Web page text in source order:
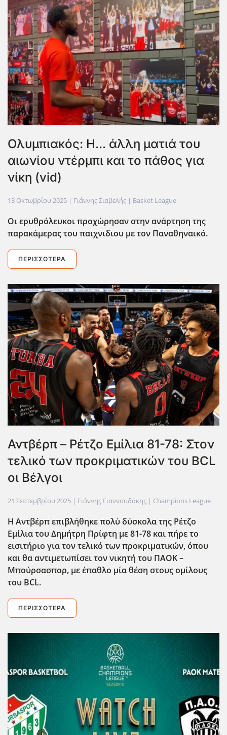
Ολυμπιακός: Η... άλλη ματιά του
αιωνίου ντέρμπι και το πάθος για
νίκη (vid)
13 Οκτωβρίου 2025 | Γιάννης Σιαβελής | Basket League
Οι ερυθρόλευκοι προχώρησαν στην ανάρτηση της
παρακάμερας του παιχνιδιου με τον Παναθηναικό.
ΠΕΡΙΣΣΌΤΕΡΑ
Αντβέρπ – Ρέτζο Εμίλια 81-78: Στον
τελικό των προκριματικών του BCL
οι Βέλγοι
21 Σεπτεμβρίου 2025 | Γιάννης Γιαννουδάκης | Champions League
Η Αντβέρπ επιβλήθηκε πολύ δύσκολα της Ρέτζο
Εμίλια του Δημήτρη Πρίφτη με 81-78 και πήρε το
εισιτήριο για τον τελικό των προκριματικών, όπου
και θα αντιμετωπίσει τον νικητή του ΠΑΟΚ –
Μπούρσασπορ, με έπαθλο μία θέση στους ομίλους
του BCL.
ΠΕΡΙΣΣΌΤΕΡΑ